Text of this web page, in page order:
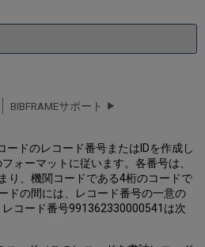
BIBFRAMEサポート
ドのレコード番号またはIDを作成し
ォーマットに従います。各番号は、
り、機関コードである4桁のコードで
ドの間には、レコード番号の一意の
コード番号991362330000541は次